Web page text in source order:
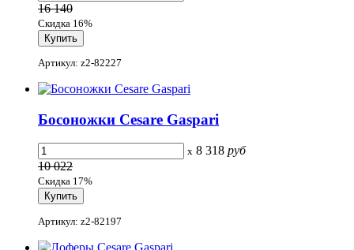
16 140
Скидка 16%
Артикул: z2-82227
Босоножки Cesare Gaspari
x 8 318 руб
10 022
Скидка 17%
Артикул: z2-82197